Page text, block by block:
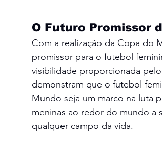
O Futuro Promissor
Com a realização da Copa do
promissor para o futebol
visibilidade proporcionada
demonstram que o futebol
Mundo seja um marco na luta
meninas ao redor do mundo a
qualquer campo da vida.